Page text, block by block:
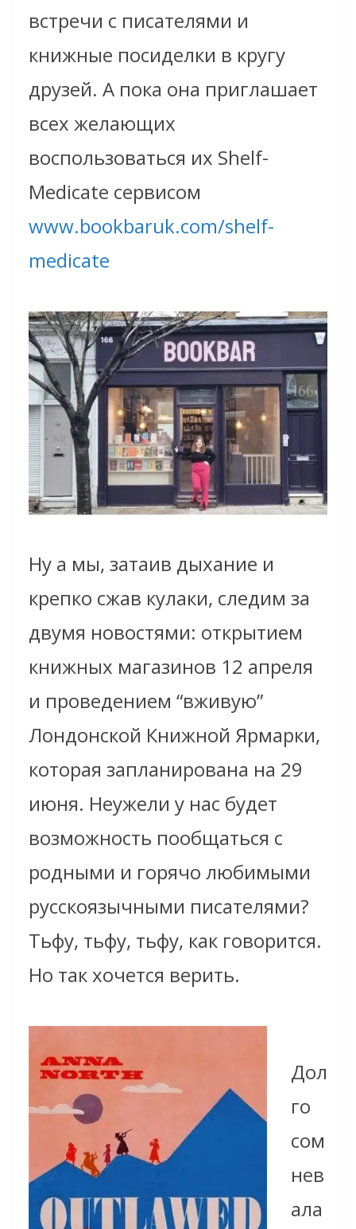
встречи с писателями и
книжные посиделки в кругу
друзей. А пока она приглашает
всех желающих
воспользоваться их Shelf-
Medicate сервисом
www.bookbaruk.com/shelf-
medicate
Ну а мы, затаив дыхание и
крепко сжав кулаки, следим за
двумя новостями: открытием
книжных магазинов 12 апреля
и проведением “вживую”
Лондонской Книжной Ярмарки,
которая запланирована на 29
июня. Неужели у нас будет
возможность пообщаться с
родными и горячо любимыми
русскоязычными писателями?
Тьфу, тьфу, тьфу, как говорится.
Но так хочется верить.
Дол
го
сом
нев
ала